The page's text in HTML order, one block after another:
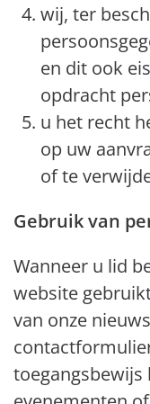
wij, ter
en dit ook
opdracht
u het recht
op uw
of te
Gebruik van
Wanneer u lid
website
van onze
toegangsbewijs